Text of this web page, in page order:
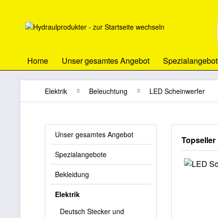
Home Unser gesamtes Angebot
Elektrik Beleuchtung LED Scheinwerfer
Unser gesamtes Angebot
Spezialangebote
Bekleidung
Elektrik
Deutsch Stecker und
Topseller